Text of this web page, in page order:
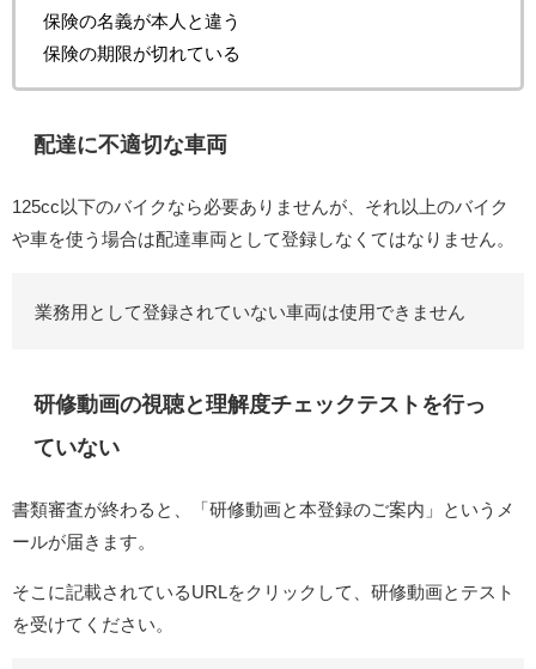
保険の名義が本人と違う
保険の期限が切れている
配達に不適切な車両
125cc以下のバイクなら必要ありませんが、それ以上のバイク
や車を使う場合は配達車両として登録しなくてはなりません。
業務用として登録されていない車両は使用できません
研修動画の視聴と理解度チェックテストを行っ
ていない
書類審査が終わると、「研修動画と本登録のご案内」というメ
ールが届きます。
そこに記載されているURLをクリックして、研修動画とテスト
を受けてください。